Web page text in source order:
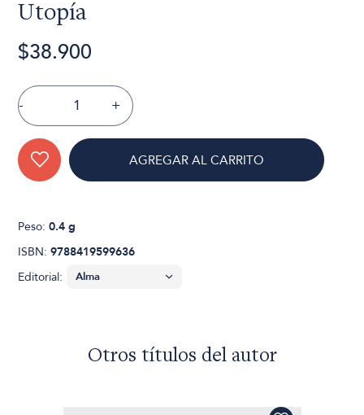
Utopía
$38.900
- +
AGREGAR AL CARRITO
Peso:0.4 g
ISBN:9788419599636
Editorial:
Otros títulos del autor